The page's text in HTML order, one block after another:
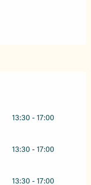
13:30 - 17:00
13:30 - 17:00
13:30 - 17:00